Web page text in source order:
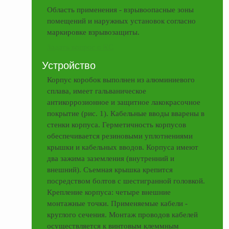
Метрологическое
оборудование
техпластина МБС
Соединительная
автоцистерн и
комплектующие
Продукция НПП
Газоаналитическое
оборудование
Эксплуатационное
оборудование
Область применения - взрывоопасные зоны
помещений и наружных установок согласно
маркировке взрывозащиты.
Устройство
Корпус коробок выполнен из алюминиевого
сплава, имеет гальваническое
антикоррозионное и защитное лакокрасочное
покрытие (рис. 1). Кабельные вводы вварены в
стенки корпуса. Герметичность корпусов
обеспечивается резиновыми уплотнениями
крышки и кабельных вводов. Корпуса имеют
два зажима заземления (внутренний и
внешний). Съемная крышка крепится
посредством болтов с шестигранной головкой.
Крепление корпуса: четыре внешние
монтажные точки. Применяемые кабели -
круглого сечения. Монтаж проводов кабелей
осуществляется к винтовым клеммным